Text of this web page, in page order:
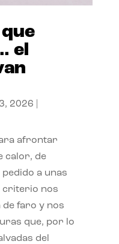
el
2026
afrontar
calor, de
a unas
criterio nos
de faro y nos
que, por lo
del